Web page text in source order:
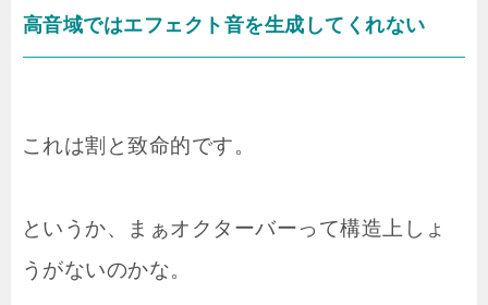
高音域ではエフェクト音を生成してくれない
これは割と致命的です。
というか、まぁオクターバーって構造上しょ
うがないのかな。